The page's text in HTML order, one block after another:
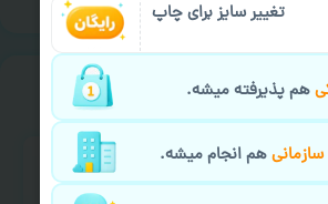
ازسفارش گیری
تغییر سایز برای چاپ
هم پذیرفته میشه.
سازمانیهم انجام میشه.